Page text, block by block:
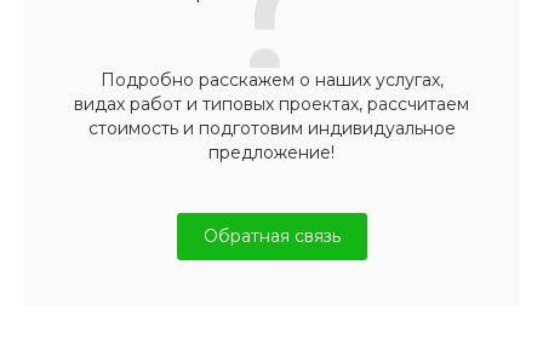
Подробно расскажем о наших услугах,
видах работ и типовых проектах, рассчитаем
стоимость и подготовим индивидуальное
предложение!
Обратная связь